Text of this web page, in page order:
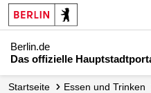
Berlin.de
Das offizielle
Startseite Essen und Trinken